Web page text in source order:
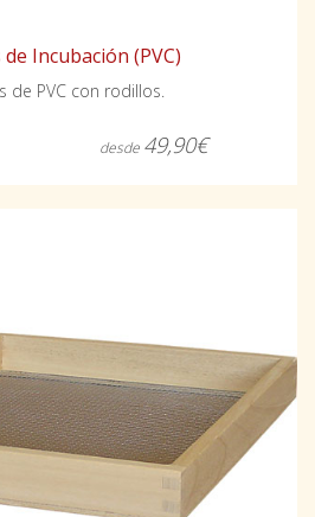
Incubación (PVC)
de PVC con rodillos.
desde 49,90€